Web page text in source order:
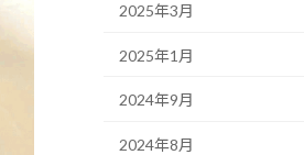
2025年3月
2025年1月
2024年9月
2024年8月